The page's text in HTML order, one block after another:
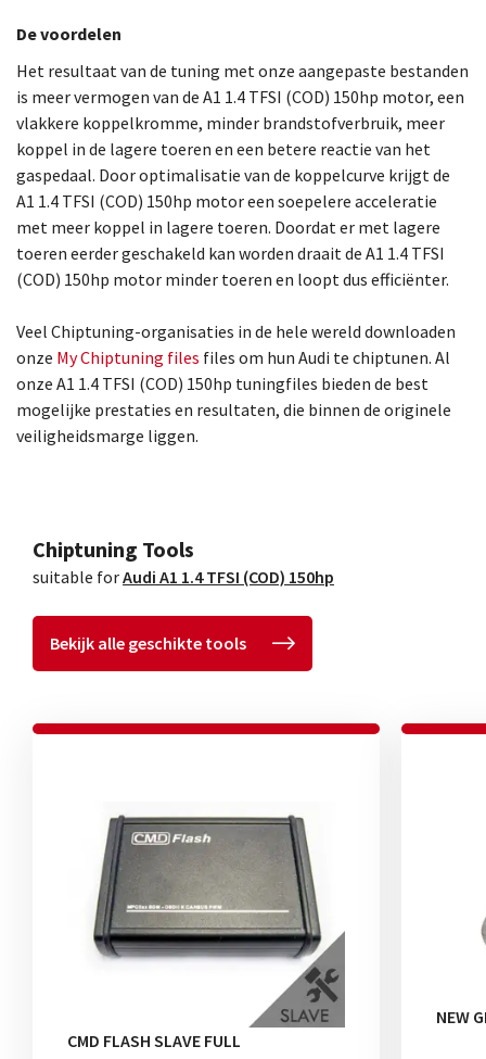
De voordelen
Het resultaat van de tuning met onze aangepaste bestanden
is meer vermogen van de A1 1.4 TFSI (COD) 150hp motor, een
vlakkere koppelkromme, minder brandstofverbruik, meer
koppel in de lagere toeren en een betere reactie van het
gaspedaal. Door optimalisatie van de koppelcurve krijgt de
A1 1.4 TFSI (COD) 150hp motor een soepelere acceleratie
met meer koppel in lagere toeren. Doordat er met lagere
toeren eerder geschakeld kan worden draait de A1 1.4 TFSI
(COD) 150hp motor minder toeren en loopt dus efficiënter.
Veel Chiptuning-organisaties in de hele wereld downloaden
onze My Chiptuning files files om hun Audi te chiptunen. Al
onze A1 1.4 TFSI (COD) 150hp tuningfiles bieden de best
mogelijke prestaties en resultaten, die binnen de originele
veiligheidsmarge liggen.
Chiptuning Tools
suitable forAudi A1 1.4 TFSI (COD) 150hp
Bekijk alle geschikte tools
CMD FLASH SLAVE FULL
NEW